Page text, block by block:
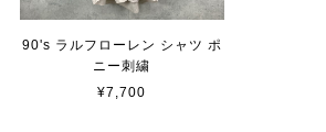
90's ラルフローレン シャツ ポ
ニー刺繍
¥7,700